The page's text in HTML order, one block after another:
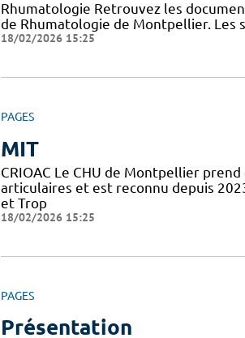
Rhumatologie Retrouvez les
de Rhumatologie de Montpellier. Les
18/02/2026 15:25
PAGES
MIT
CRIOAC Le CHU de Montpellier
articulaires et est reconnu depuis
et Trop
18/02/2026 15:25
PAGES
Présentation